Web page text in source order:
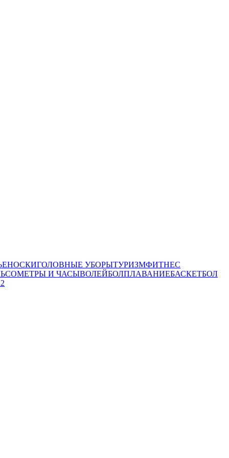
НОСКИГОЛОВНЫЕ УБОРЫТУРИЗМФИТНЕС
И ЧАСЫВОЛЕЙБОЛПЛАВАНИЕБАСКЕТБОЛ